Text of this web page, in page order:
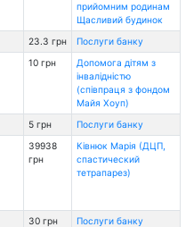
прийомним родинам
Щасливий будинок
23.3 грн Послуги банку
10 грн
Допомога дітям з
інвалідністю
(співпраця з фондом
Майя Хоуп)
5 грн Послуги банку
39938
грн
Ківнюк Марія (ДЦП,
спастический
тетрапарез)
30 грн Послуги банку